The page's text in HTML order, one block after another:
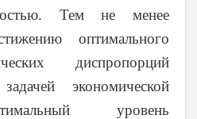
Тем не менее
оптимального
диспропорций
экономической
уровень